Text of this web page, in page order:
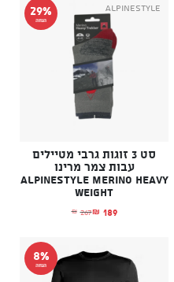
29%
הנחה
Alpinestyle
סט 3 זוגות גרבי מטיילים
עבות צמר מרינו
Alpinestyle Merino Heavy
Weight
₪ 267
המחיר המקורי היה: ₪267.₪ 189 המחיר הנוכחי הוא: ₪189.
8%
הנחה